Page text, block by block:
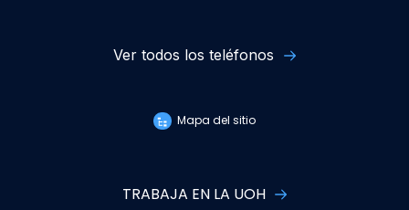
Ver todos los teléfonos
Mapa del sitio
TRABAJA EN LA UOH